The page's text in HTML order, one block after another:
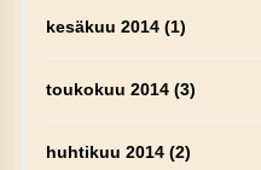
kesäkuu 2014(1)
toukokuu 2014(3)
huhtikuu 2014(2)